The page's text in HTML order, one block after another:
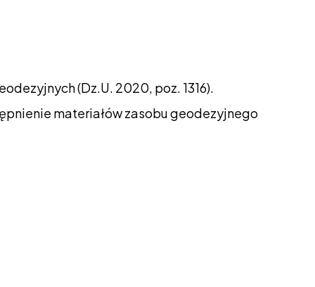
(Dz.U. 2020, poz. 1316).
materiałów zasobu geodezyjnego